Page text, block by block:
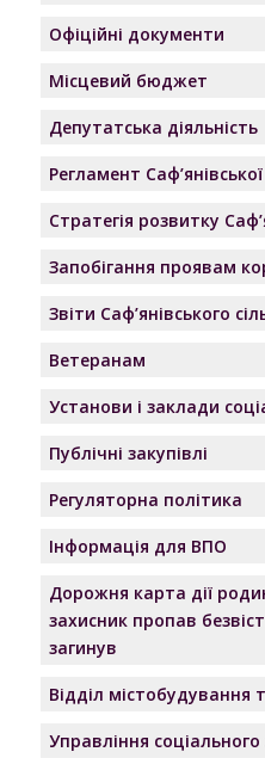
Офіційні документи
Місцевий бюджет
Депутатська діяльність
Регламент
Стратегія розвитку
Запобігання проявам
Звіти Саф’янівського
Ветеранам
Установи і заклади
Публічні закупівлі
Регуляторна політика
Інформація для ВПО
Дорожня карта дії
захисник пропав
загинув
Відділ містобудування
Управління